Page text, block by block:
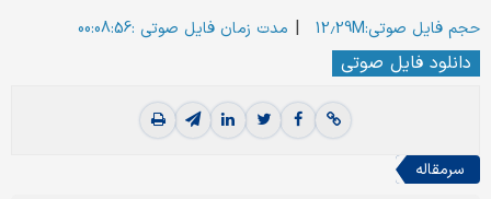
حجم فایل صوتی:12.29M | مدت زمان فایل صوتی :00:08:56
دانلود فایل صوتی
سرمقاله